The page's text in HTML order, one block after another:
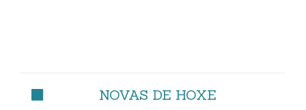
NOVAS DE HOXE